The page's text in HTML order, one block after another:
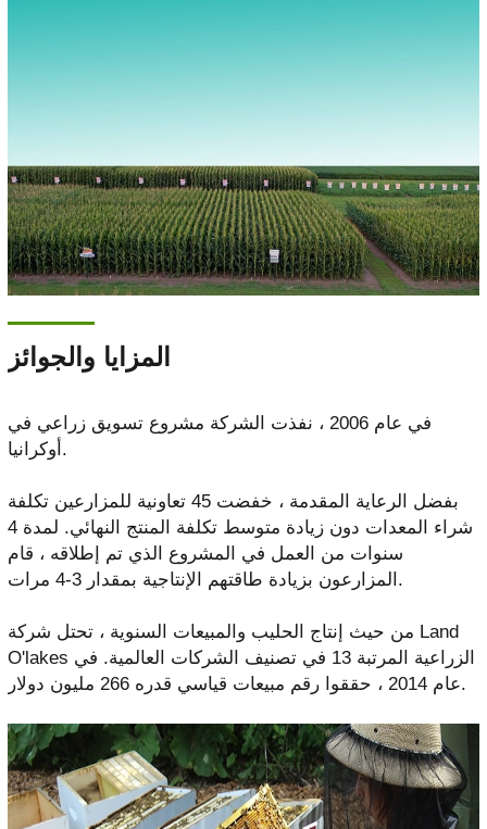
المزايا والجوائز
في عام 2006 ، نفذت الشركة مشروع تسويق زراعي في
أوكرانيا.
بفضل الرعاية المقدمة ، خفضت 45 تعاونية للمزارعين تكلفة
شراء المعدات دون زيادة متوسط ​​تكلفة المنتج النهائي. لمدة 4
سنوات من العمل في المشروع الذي تم إطلاقه ، قام
المزارعون بزيادة طاقتهم الإنتاجية بمقدار 3-4 مرات.
من حيث إنتاج الحليب والمبيعات السنوية ، تحتل شركة Land
O'lakes الزراعية المرتبة 13 في تصنيف الشركات العالمية. في
عام 2014 ، حققوا رقم مبيعات قياسي قدره 266 مليون دولار.